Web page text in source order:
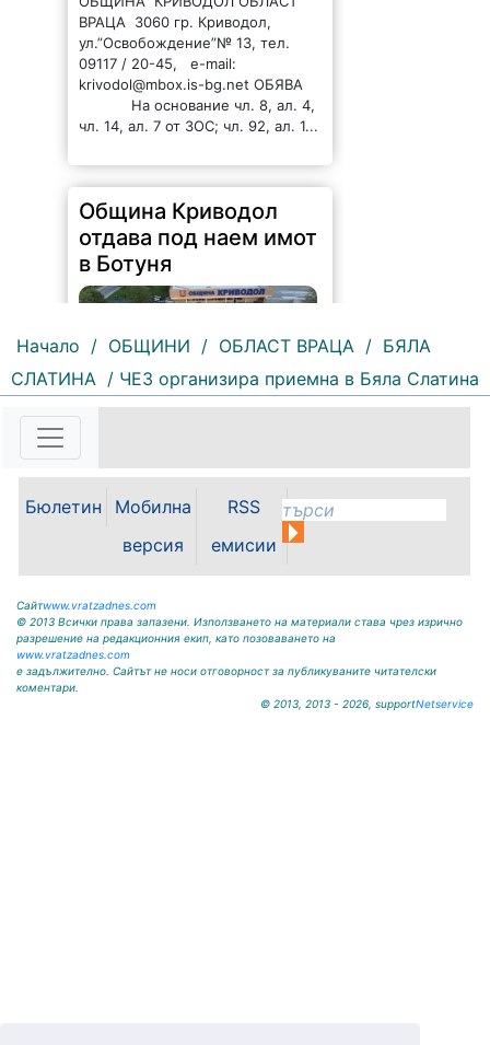
ВРАЦА 3060 гр. Криводол,
ул.”Освобождение”№ 13, тел.
09117 / 20-45, e-mail:
krivodol@mbox.is-bg.net ОБЯВА
На основание чл. 8, ал. 4,
чл. 14, ал. 7 от ЗОС; чл. 92, ал. 1...
Община Криводол
отдава под наем имот
в Ботуня
ОБЩИНА КРИВОДОЛ ОБЛАСТ
„Освобождение” № 13, тел.
krivodol@mbox.is-bg.net ОБЯВА
Начало / ОБЩИНИ / ОБЛАСТ ВРАЦА / БЯЛА
СЛАТИНА / ЧЕЗ организира приемна в Бяла Слатина
Бюлетин
Мобилна
версия
RSS
емисии
Сайтwww.vratzadnes.com
© 2013 Всички права запазени. Използването на материали става чрез изрично
разрешение на редакционния екип, като позоваването на
www.vratzadnes.com
е задължително. Сайтът не носи отговорност за публикуваните читателски
коментари.
© 2013, 2013 - 2026, supportNetservice